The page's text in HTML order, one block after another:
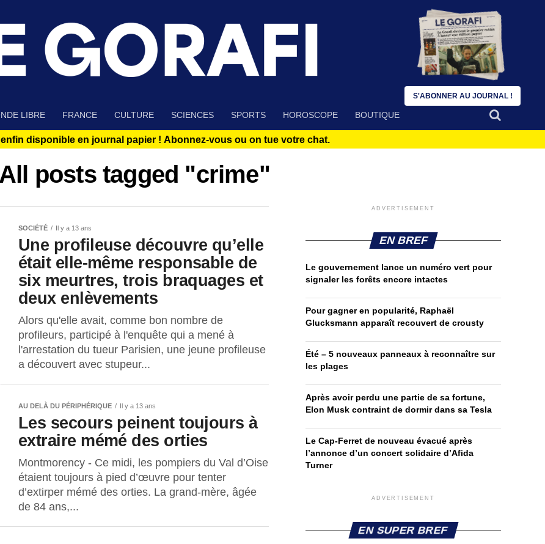
LIBRE FRANCE CULTURE SCIENCES SPORTS HOROSCOPE BOUTIQUE
enfin disponible en journal papier ! Abonnez-vous ou on tue votre chat.
All posts tagged "crime"
SOCIÉTÉ Il y a 13 ans
Une profileuse découvre qu’elle
était elle-même responsable de
six meurtres, trois braquages et
deux enlèvements
Alors qu'elle avait, comme bon nombre de
profileurs, participé à l'enquête qui a mené à
l'arrestation du tueur Parisien, une jeune profileuse
a découvert avec stupeur...
AU DELÀ DU PÉRIPHÉRIQUE Il y a 13 ans
Les secours peinent toujours à
extraire mémé des orties
Montmorency - Ce midi, les pompiers du Val d’Oise
étaient toujours à pied d’œuvre pour tenter
d’extirper mémé des orties. La grand-mère, âgée
de 84 ans,...
ADVERTISEMENT
EN BREF
Le gouvernement lance un numéro vert pour
signaler les forêts encore intactes
Pour gagner en popularité, Raphaël
Glucksmann apparaît recouvert de crousty
Été – 5 nouveaux panneaux à reconnaître sur
les plages
Après avoir perdu une partie de sa fortune,
Elon Musk contraint de dormir dans sa Tesla
Le Cap-Ferret de nouveau évacué après
l’annonce d’un concert solidaire d’Afida
Turner
ADVERTISEMENT
EN SUPER BREF
S'ABONNER AU JOURNAL !